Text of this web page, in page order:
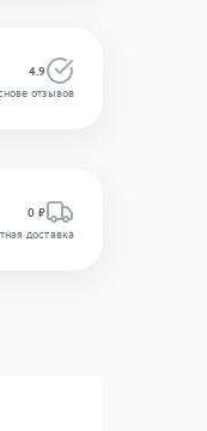
4.9
отзывов
0 ₽
доставка